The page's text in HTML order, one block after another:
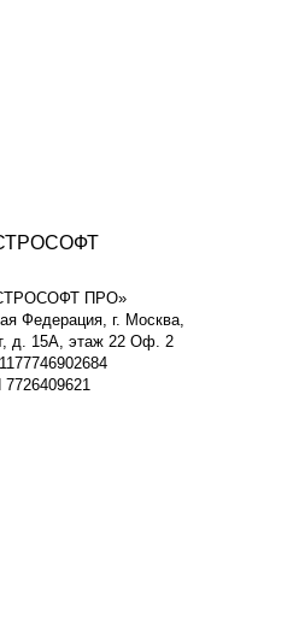
ПРО»
Федерация, г. Москва,
д. 15А, этаж 22 Оф. 2